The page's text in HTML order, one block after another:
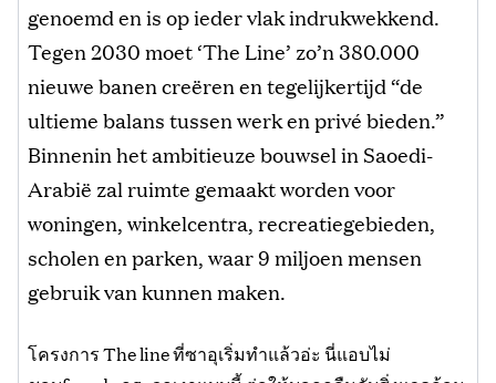
genoemd en is op ieder vlak indrukwekkend.
Tegen 2030 moet ‘The Line’ zo’n 380.000
nieuwe banen creëren en tegelijkertijd “de
ultieme balans tussen werk en privé bieden.”
Binnenin het ambitieuze bouwsel in Saoedi-
Arabië zal ruimte gemaakt worden voor
woningen, winkelcentra, recreatiegebieden,
scholen en parken, waar 9 miljoen mensen
gebruik van kunnen maken.
โครงการ The line ที่ซาอุเริ่มทำแล้วอ่ะ นี่แอบไม่